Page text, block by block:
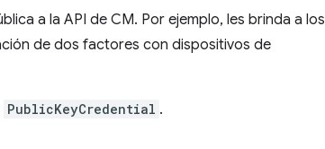
a la API de CM. Por ejemplo, les brinda a los
de dos factores con dispositivos de
PublicKeyCredential .